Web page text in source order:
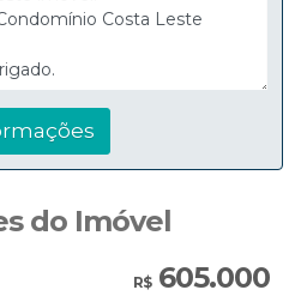
do Imóvel
R$605.000